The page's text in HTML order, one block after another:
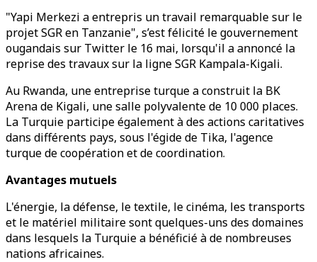
"Yapi Merkezi a entrepris un travail remarquable sur le
projet SGR en Tanzanie", s’est félicité le gouvernement
ougandais sur Twitter le 16 mai, lorsqu'il a annoncé la
reprise des travaux sur la ligne SGR Kampala-Kigali.
Au Rwanda, une entreprise turque a construit la BK
Arena de Kigali, une salle polyvalente de 10 000 places.
La Turquie participe également à des actions caritatives
dans différents pays, sous l'égide de Tika, l'agence
turque de coopération et de coordination.
Avantages mutuels
L'énergie, la défense, le textile, le cinéma, les transports
et le matériel militaire sont quelques-uns des domaines
dans lesquels la Turquie a bénéficié à de nombreuses
nations africaines.